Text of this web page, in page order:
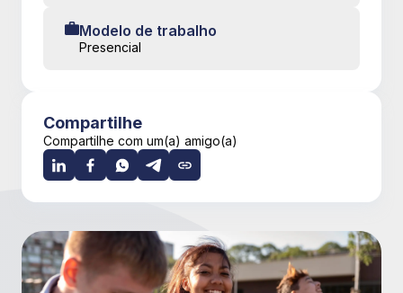
Modelo de trabalho
Presencial
Compartilhe
Compartilhe com um(a) amigo(a)